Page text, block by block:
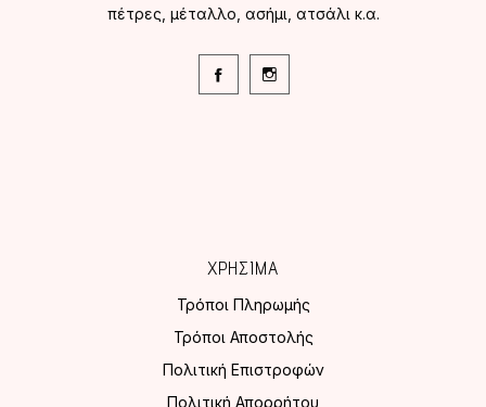
πέτρες, μέταλλο, ασήμι, ατσάλι κ.α.
ΧΡΗΣΙΜΑ
Τρόποι Πληρωμής
Τρόποι Αποστολής
Πολιτική Επιστροφών
Πολιτική Απορρήτου